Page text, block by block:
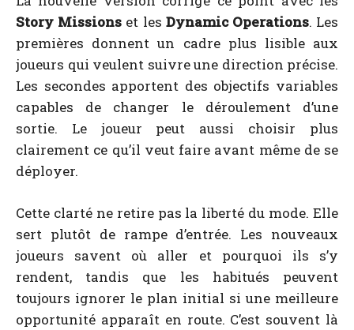
Story Missions et les Dynamic Operations. Les
premières donnent un cadre plus lisible aux
joueurs qui veulent suivre une direction précise.
Les secondes apportent des objectifs variables
capables de changer le déroulement d’une
sortie. Le joueur peut aussi choisir plus
clairement ce qu’il veut faire avant même de se
déployer.
Cette clarté ne retire pas la liberté du mode. Elle
sert plutôt de rampe d’entrée. Les nouveaux
joueurs savent où aller et pourquoi ils s’y
rendent, tandis que les habitués peuvent
toujours ignorer le plan initial si une meilleure
opportunité apparaît en route. C’est souvent là